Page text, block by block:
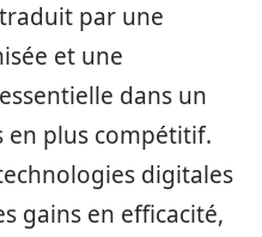
par une
et une
dans un
plus compétitif.
digitales
gains en efficacité,